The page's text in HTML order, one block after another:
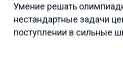
Умение решать
нестандартные задачи
поступлении в сильные